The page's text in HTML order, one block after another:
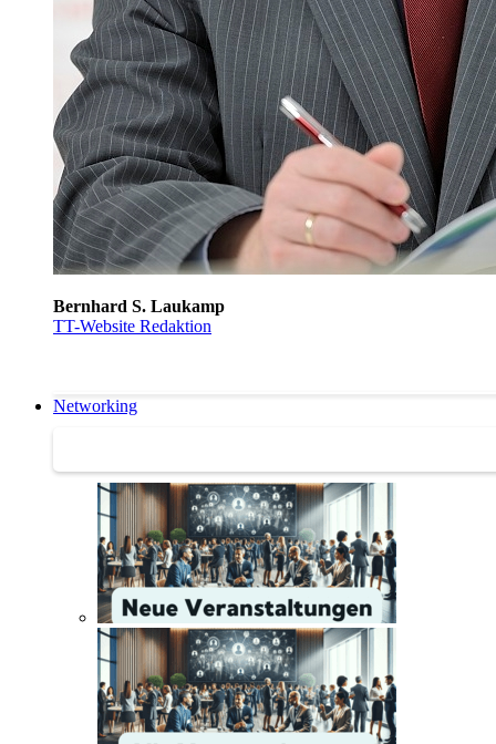
Bernhard S. Laukamp
TT-Website Redaktion
Networking